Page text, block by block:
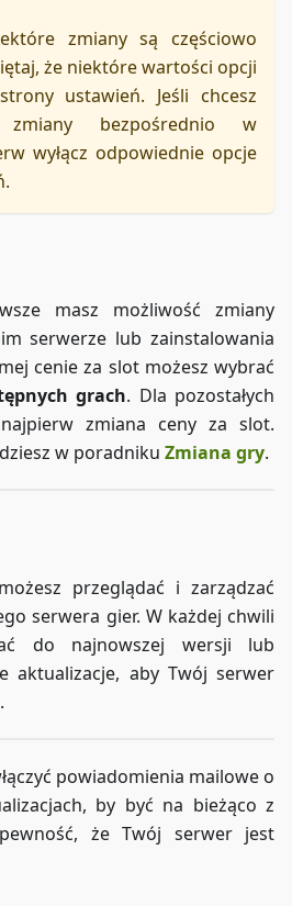
zmiany są częściowo
że niektóre wartości opcji
ustawień. Jeśli chcesz
bezpośrednio w
wyłącz odpowiednie opcje
masz możliwość zmiany
serwerze lub zainstalowania
cenie za slot możesz wybrać
grach. Dla pozostałych
zmiana ceny za slot.
w poradniku Zmiana gry.
możesz przeglądać i zarządzać
serwera gier. W każdej chwili
do najnowszej wersji lub
aktualizacje, aby Twój serwer
powiadomienia mailowe o
by być na bieżąco z
że Twój serwer jest